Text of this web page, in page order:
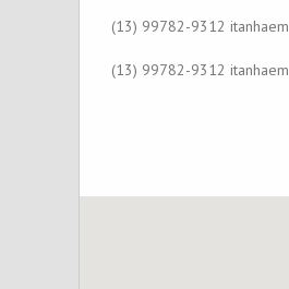
(13) 99782-9312 itanhaem
(13) 99782-9312 itanhaem